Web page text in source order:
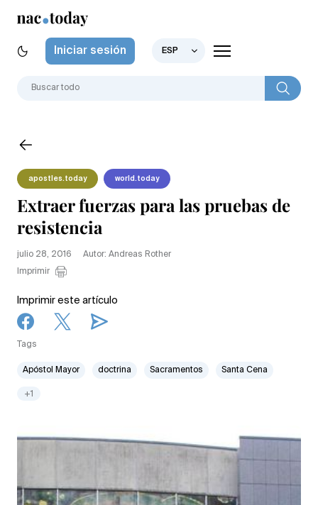
Iniciar sesión ESP
apostles.today world.today
Extraer fuerzas para las pruebas de
resistencia
julio 28, 2016
Autor: Andreas Rother
Imprimir
Imprimir este artículo
Tags
Apóstol Mayor doctrina Sacramentos Santa Cena
+1